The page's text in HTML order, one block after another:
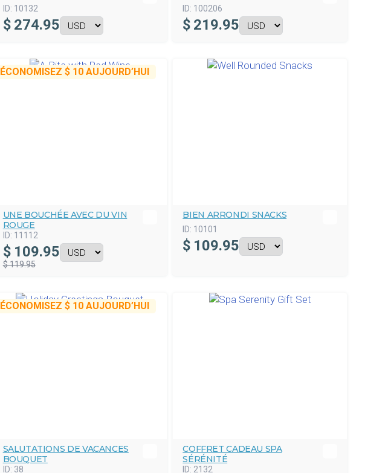
ID: 10132
$ 274.95
ID: 100206
$ 219.95
ÉCONOMISEZ $ 10AUJOURD’HUI
UNE BOUCHÉE AVEC DU VIN
ROUGE
ID: 11112
$ 109.95
$ 119.95
BIEN ARRONDI SNACKS
ID: 10101
$ 109.95
ÉCONOMISEZ $ 10AUJOURD’HUI
SALUTATIONS DE VACANCES
BOUQUET
ID: 38
COFFRET CADEAU SPA
SÉRÉNITÉ
ID: 2132